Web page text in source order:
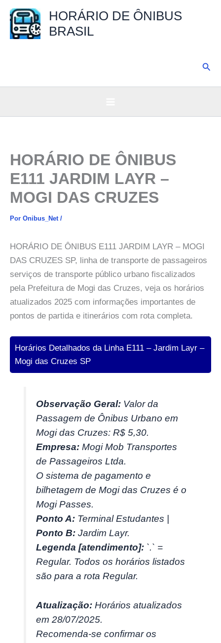
para
HORÁRIO DE ÔNIBUS
BRASIL
HORÁRIO DE ÔNIBUS
E111 JARDIM LAYR –
MOGI DAS CRUZES
Por Onibus_Net /
HORÁRIO DE ÔNIBUS E111 JARDIM LAYR – MOGI
DAS CRUZES SP, linha de transporte de passageiros
serviços de transporte público urbano fiscalizados
pela Prefeitura de Mogi das Cruzes, veja os horários
atualizados 2025 com informações importantes de
pontos de partida e itinerários com rota completa.
Horários Detalhados da Linha E111 – Jardim Layr –
Mogi das Cruzes SP
Observação Geral: Valor da
Passagem de Ônibus Urbano em
Mogi das Cruzes: R$ 5,30.
Empresa: Mogi Mob Transportes
de Passageiros Ltda.
O sistema de pagamento e
bilhetagem de Mogi das Cruzes é o
Mogi Passes.
Ponto A: Terminal Estudantes |
Ponto B: Jardim Layr.
Legenda [atendimento]: `.` =
Regular. Todos os horários listados
são para a rota Regular.
Atualização: Horários atualizados
em 28/07/2025.
Recomenda-se confirmar os